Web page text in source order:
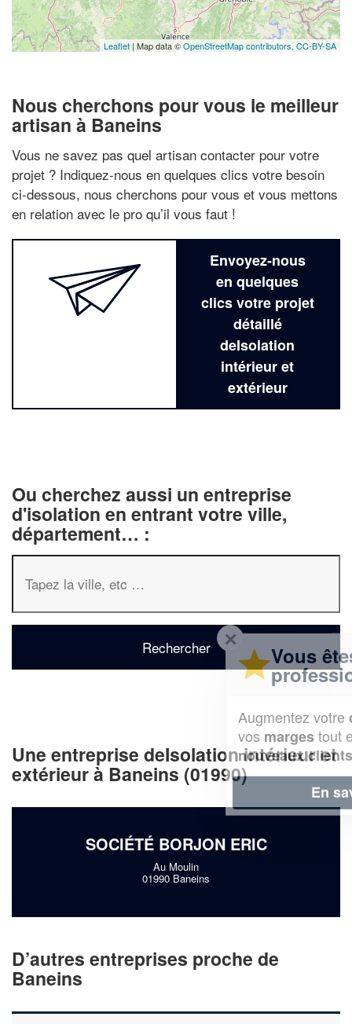
Leaflet | Map data ©OpenStreetMap contributors, CC-BY-SA
Nous cherchons pour vous le meilleur
artisan à Baneins
Vous ne savez pas quel artisan contacter pour votre
projet ? Indiquez-nous en quelques clics votre besoin
ci-dessous, nous cherchons pour vous et vous mettons
en relation avec le pro qu’il vous faut !
Envoyez-nous
en quelques
clics votre projet
détaillé
deIsolation
intérieur et
extérieur
Ou cherchez aussi un entreprise
d'isolation en entrant votre ville,
département… :
Une entreprise deIsolation intérieur et
extérieur à Baneins (01990)
SOCIÉTÉ BORJON ERIC
Au Moulin
01990 Baneins
D’autres entreprises proche de
Baneins
Vous êtes un
professionnel ?
chiffre d'affaireset
tout en gagnant de
nouveaux clients!
En savoir plus